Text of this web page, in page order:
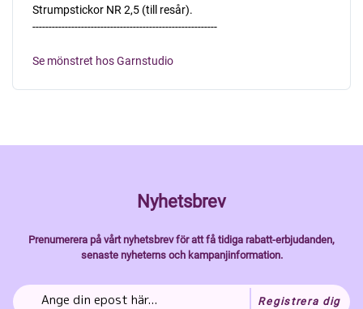
Strumpstickor NR 2,5 (till resår).
---------------------------------------------------------
Se mönstret hos Garnstudio
Nyhetsbrev
Prenumerera på vårt nyhetsbrev för att få tidiga rabatt-erbjudanden,
senaste nyheterns och kampanjinformation.
Registrera dig